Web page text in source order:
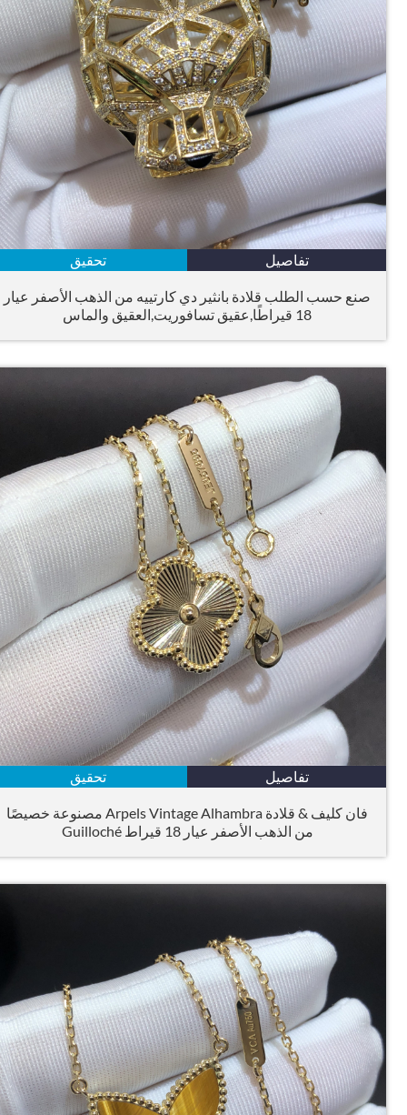
تفاصيل تحقيق
صنع حسب الطلب قلادة بانثير دي كارتييه من الذهب الأصفر عيار
18 قيراطًا,عقيق تسافوريت,العقيق والماس
تفاصيل تحقيق
فان كليف & قلادة Arpels Vintage Alhambra مصنوعة خصيصًا
من الذهب الأصفر عيار 18 قيراط Guilloché